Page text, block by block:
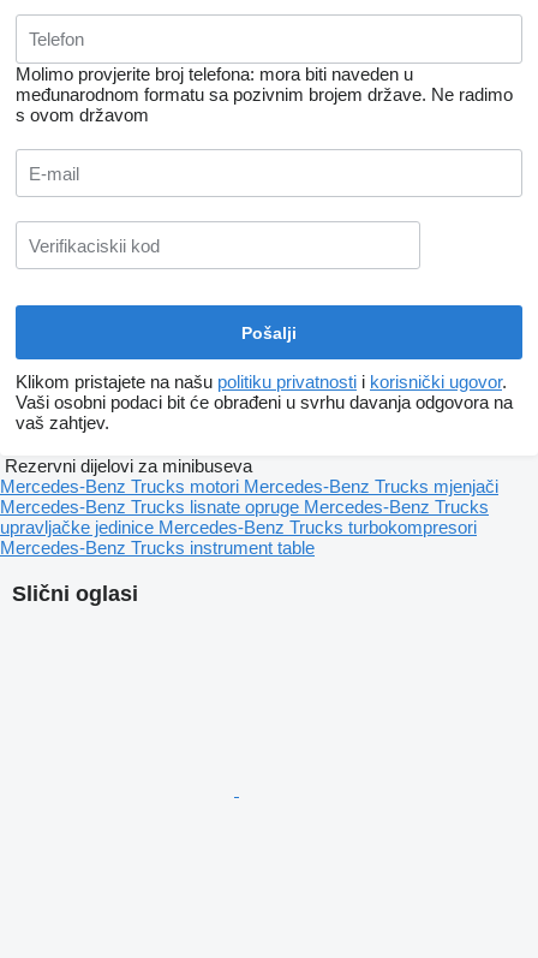
Molimo provjerite broj telefona: mora biti naveden u
međunarodnom formatu sa pozivnim brojem države. Ne radimo
s ovom državom
Klikom pristajete na našu politiku privatnosti i korisnički ugovor.
Vaši osobni podaci bit će obrađeni u svrhu davanja odgovora na
vaš zahtjev.
Slični oglasi
Rezervni dijelovi za minibuseva
Mercedes-Benz Trucks motori Mercedes-Benz Trucks mjenjači
Mercedes-Benz Trucks lisnate opruge Mercedes-Benz Trucks
upravljačke jedinice Mercedes-Benz Trucks turbokompresori
Mercedes-Benz Trucks instrument table